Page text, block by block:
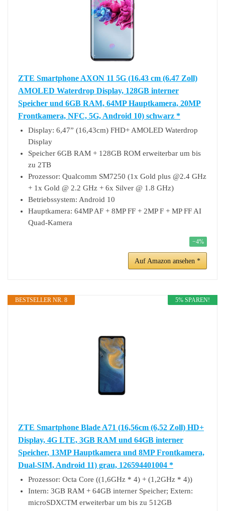
ZTE Smartphone AXON 11 5G (16.43 cm (6.47 Zoll)
AMOLED Waterdrop Display, 128GB interner
Speicher und 6GB RAM, 64MP Hauptkamera, 20MP
Frontkamera, NFC, 5G, Android 10) schwarz *
Display: 6,47” (16,43cm) FHD+ AMOLED Waterdrop
Display
Speicher 6GB RAM + 128GB ROM erweiterbar um bis
zu 2TB
Prozessor: Qualcomm SM7250 (1x Gold plus @2.4 GHz
+ 1x Gold @ 2.2 GHz + 6x Silver @ 1.8 GHz)
Betriebssystem: Android 10
Hauptkamera: 64MP AF + 8MP FF + 2MP F + MP FF AI
Quad-Kamera
−4%
Auf Amazon ansehen *
5% SPAREN!
BESTSELLER NR. 8
ZTE Smartphone Blade A71 (16,56cm (6,52 Zoll) HD+
Display, 4G LTE, 3GB RAM und 64GB interner
Speicher, 13MP Hauptkamera und 8MP Frontkamera,
Dual-SIM, Android 11) grau, 126594401004 *
Prozessor: Octa Core ((1,6GHz * 4) + (1,2GHz * 4))
Intern: 3GB RAM + 64GB interner Speicher; Extern:
microSDXCTM erweiterbar um bis zu 512GB